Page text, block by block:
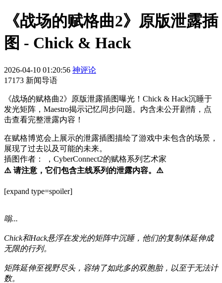
《战场的赋格曲2》原版泄露插
图 - Chick & Hack
2026-04-10 01:20:56 神评论
17173 新闻导语
《战场的赋格曲2》原版泄露插图曝光！Chick & Hack沉睡于
发光矩阵，Maestro揭示记忆同步问题。内含未公开剧情，点
击查看完整泄露内容！
在赋格博览会上展示的泄露插图描绘了游戏中未包含的场景，
展现了过去以及可能的未来。
插图作者： ，CyberConnect2的赋格系列艺术家
⚠️ 请注意，它们包含主线系列的泄露内容。⚠️
[expand type=spoiler]
嗡...
Chick和Hack悬浮在发光的矩阵中沉睡，他们的复制体延伸成
无限的行列。
矩阵延伸至视野尽头，容纳了如此多的双胞胎，以至于无法计
数。